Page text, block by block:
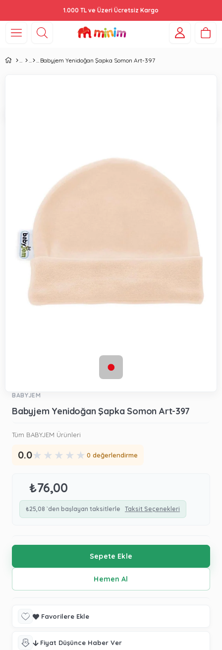
1.000 TL ve Üzeri Ücretsiz Kargo
Babyjem Yenidoğan Şapka Somon Art-397
BABYJEM
Babyjem Yenidoğan Şapka Somon Art-397
Tüm BABYJEM Ürünleri
0.0★ ★ ★ ★ ★ 0 değerlendirme
₺76,00
₺25,08 `den başlayan taksitlerle Taksit Seçenekleri
Favorilere Ekle
Fiyat Düşünce Haber Ver